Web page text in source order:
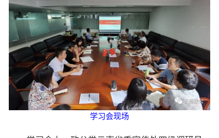
致公风采
专委会
书香机关
电子杂志
图片欣赏
学习会现场